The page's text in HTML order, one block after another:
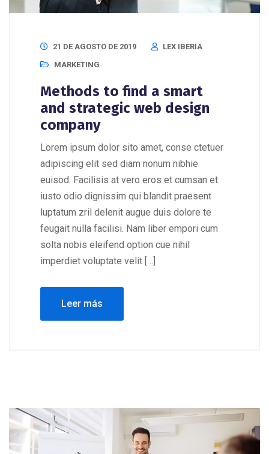
21 DE AGOSTO DE 2019
LEX IBERIA
MARKETING
Methods to find a smart
and strategic web design
company
Lorem ipsum dolor sito amet, conse ctetuer
adipiscing elit sed diam nonum nibhie
euisod. Facilisis at vero eros et cumsan et
iusto odio dignissim qui blandit praesent
luptatum zril delenit augue duis dolore te
feugait nulla facilisi. Nam liber empori cum
solta nobis eleifend option cue nihil
imperdiet voluptate velit […]
Leer más